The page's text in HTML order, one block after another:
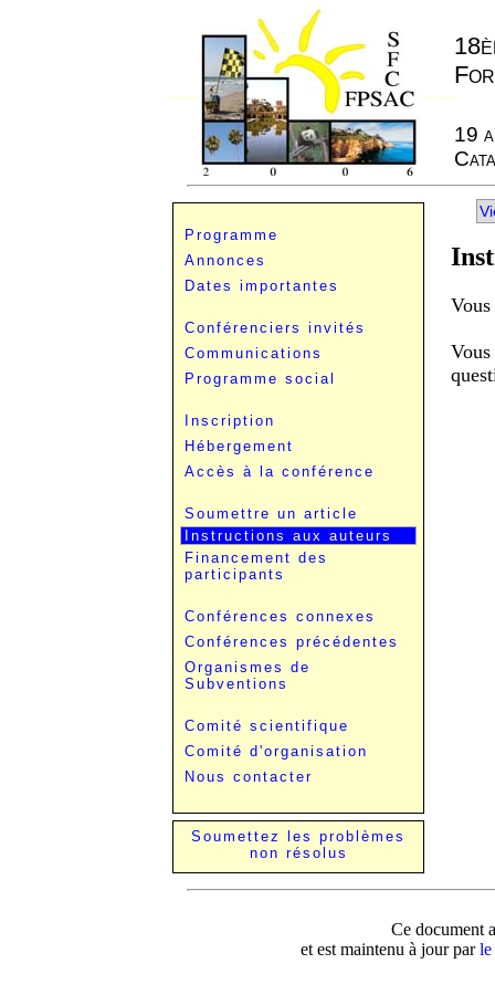
19
Programme
Annonces
Dates importantes
Conférenciers invités
Communications
Programme social
Inscription
Hébergement
Accès à la conférence
Soumettre un article
Instructions aux auteurs
Financement des
participants
Conférences connexes
Conférences précédentes
Organismes de
Subventions
Comité scientifique
Comité d'organisation
Nous contacter
Soumettez les problèmes
non résolus
Ce document
et est maintenu à jour parle